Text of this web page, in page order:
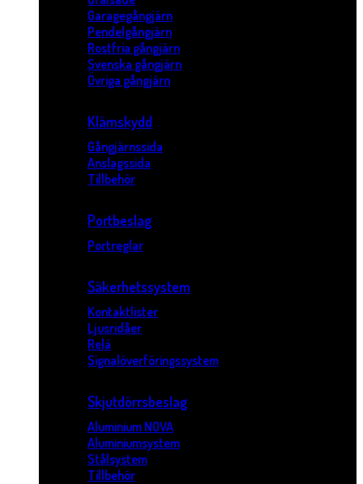
Garagegångjärn
Pendelgångjärn
Rostfria gångjärn
Svenska gångjärn
Övriga gångjärn
Klämskydd
Gångjärnssida
Anslagssida
Tillbehör
Portbeslag
Portreglar
Säkerhetssystem
Kontaktlister
Ljusridåer
Relä
Signalöverföringssystem
Skjutdörrsbeslag
Aluminium NOVA
Aluminiumsystem
Stålsystem
Tillbehör